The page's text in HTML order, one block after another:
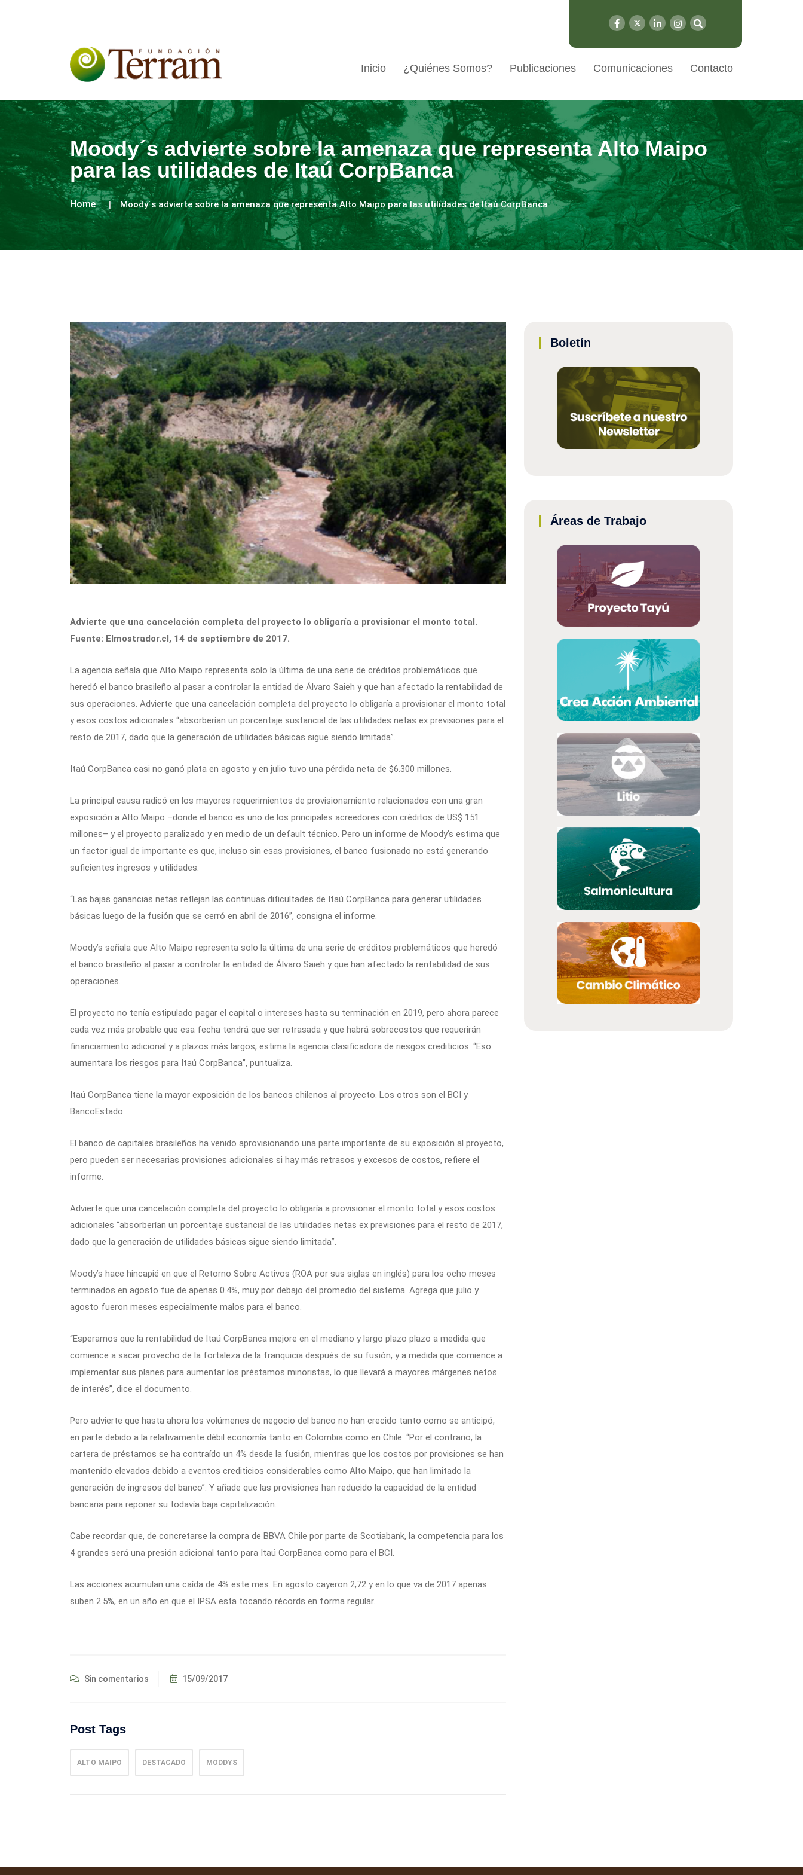
Inicio ¿Quiénes Somos? Publicaciones Comunicaciones Contacto
Moody´s advierte sobre la amenaza que representa Alto Maipo
para las utilidades de Itaú CorpBanca
Home Moody´s advierte sobre la amenaza que representa Alto Maipo para las utilidades de Itaú CorpBanca
Advierte que una cancelación completa del proyecto lo obligaría a provisionar el monto total.
Fuente: Elmostrador.cl, 14 de septiembre de 2017.
La agencia señala que Alto Maipo representa solo la última de una serie de créditos problemáticos que
heredó el banco brasileño al pasar a controlar la entidad de Álvaro Saieh y que han afectado la rentabilidad de
sus operaciones. Advierte que una cancelación completa del proyecto lo obligaría a provisionar el monto total
y esos costos adicionales “absorberían un porcentaje sustancial de las utilidades netas ex previsiones para el
resto de 2017, dado que la generación de utilidades básicas sigue siendo limitada”.
Itaú CorpBanca casi no ganó plata en agosto y en julio tuvo una pérdida neta de $6.300 millones.
La principal causa radicó en los mayores requerimientos de provisionamiento relacionados con una gran
exposición a Alto Maipo –donde el banco es uno de los principales acreedores con créditos de US$ 151
millones– y el proyecto paralizado y en medio de un default técnico. Pero un informe de Moody’s estima que
un factor igual de importante es que, incluso sin esas provisiones, el banco fusionado no está generando
suficientes ingresos y utilidades.
“Las bajas ganancias netas reflejan las continuas dificultades de Itaú CorpBanca para generar utilidades
básicas luego de la fusión que se cerró en abril de 2016”, consigna el informe.
Moody’s señala que Alto Maipo representa solo la última de una serie de créditos problemáticos que heredó
el banco brasileño al pasar a controlar la entidad de Álvaro Saieh y que han afectado la rentabilidad de sus
operaciones.
El proyecto no tenía estipulado pagar el capital o intereses hasta su terminación en 2019, pero ahora parece
cada vez más probable que esa fecha tendrá que ser retrasada y que habrá sobrecostos que requerirán
financiamiento adicional y a plazos más largos, estima la agencia clasificadora de riesgos crediticios. “Eso
aumentara los riesgos para Itaú CorpBanca”, puntualiza.
Itaú CorpBanca tiene la mayor exposición de los bancos chilenos al proyecto. Los otros son el BCI y
BancoEstado.
El banco de capitales brasileños ha venido aprovisionando una parte importante de su exposición al proyecto,
pero pueden ser necesarias provisiones adicionales si hay más retrasos y excesos de costos, refiere el
informe.
Advierte que una cancelación completa del proyecto lo obligaría a provisionar el monto total y esos costos
adicionales “absorberían un porcentaje sustancial de las utilidades netas ex previsiones para el resto de 2017,
dado que la generación de utilidades básicas sigue siendo limitada”.
Moody’s hace hincapié en que el Retorno Sobre Activos (ROA por sus siglas en inglés) para los ocho meses
terminados en agosto fue de apenas 0.4%, muy por debajo del promedio del sistema. Agrega que julio y
agosto fueron meses especialmente malos para el banco.
“Esperamos que la rentabilidad de Itaú CorpBanca mejore en el mediano y largo plazo plazo a medida que
comience a sacar provecho de la fortaleza de la franquicia después de su fusión, y a medida que comience a
implementar sus planes para aumentar los préstamos minoristas, lo que llevará a mayores márgenes netos
de interés”, dice el documento.
Pero advierte que hasta ahora los volúmenes de negocio del banco no han crecido tanto como se anticipó,
en parte debido a la relativamente débil economía tanto en Colombia como en Chile. “Por el contrario, la
cartera de préstamos se ha contraído un 4% desde la fusión, mientras que los costos por provisiones se han
mantenido elevados debido a eventos crediticios considerables como Alto Maipo, que han limitado la
generación de ingresos del banco”. Y añade que las provisiones han reducido la capacidad de la entidad
bancaria para reponer su todavía baja capitalización.
Cabe recordar que, de concretarse la compra de BBVA Chile por parte de Scotiabank, la competencia para los
4 grandes será una presión adicional tanto para Itaú CorpBanca como para el BCI.
Las acciones acumulan una caída de 4% este mes. En agosto cayeron 2,72 y en lo que va de 2017 apenas
suben 2.5%, en un año en que el IPSA esta tocando récords en forma regular.
Sin comentarios 15/09/2017
Post Tags
ALTO MAIPO DESTACADO MODDYS
Boletín
Áreas de Trabajo